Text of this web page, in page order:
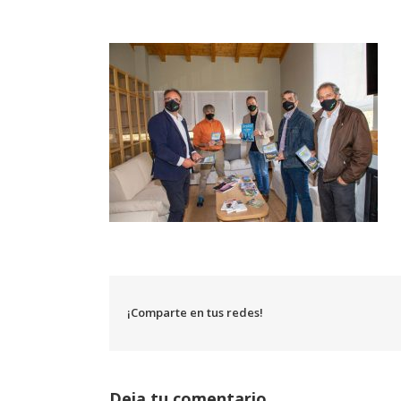
¡Comparte en tus redes!